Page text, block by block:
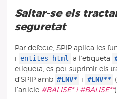
Saltar-se els
seguretat
Par defecte, SPIP aplica les
i entites_html a l’etiqueta
etiqueta, es pot suprimir els
d’SPIP amb #ENV* i #ENV**
l’article #BALISE* i #BALISE**).